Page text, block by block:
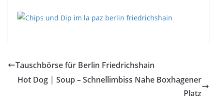
Tauschbörse für Berlin Friedrichshain
Hot Dog | Soup – Schnellimbiss Nahe Boxhagener
Platz